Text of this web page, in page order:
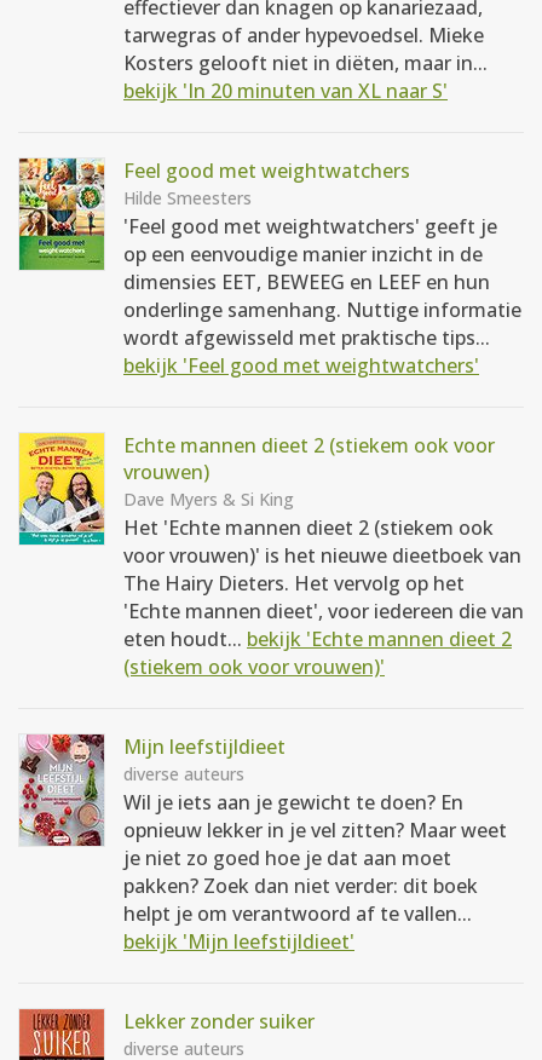
effectiever dan knagen op kanariezaad,
tarwegras of ander hypevoedsel. Mieke
Kosters gelooft niet in diëten, maar in...
bekijk 'In 20 minuten van XL naar S'
Feel good met weightwatchers
Hilde Smeesters
'Feel good met weightwatchers' geeft je
op een eenvoudige manier inzicht in de
dimensies EET, BEWEEG en LEEF en hun
onderlinge samenhang. Nuttige informatie
wordt afgewisseld met praktische tips...
bekijk 'Feel good met weightwatchers'
Echte mannen dieet 2 (stiekem ook voor
vrouwen)
Dave Myers & Si King
Het 'Echte mannen dieet 2 (stiekem ook
voor vrouwen)' is het nieuwe dieetboek van
The Hairy Dieters. Het vervolg op het
'Echte mannen dieet', voor iedereen die van
eten houdt... bekijk 'Echte mannen dieet 2
(stiekem ook voor vrouwen)'
Mijn leefstijldieet
diverse auteurs
Wil je iets aan je gewicht te doen? En
opnieuw lekker in je vel zitten? Maar weet
je niet zo goed hoe je dat aan moet
pakken? Zoek dan niet verder: dit boek
helpt je om verantwoord af te vallen...
bekijk 'Mijn leefstijldieet'
Lekker zonder suiker
diverse auteurs